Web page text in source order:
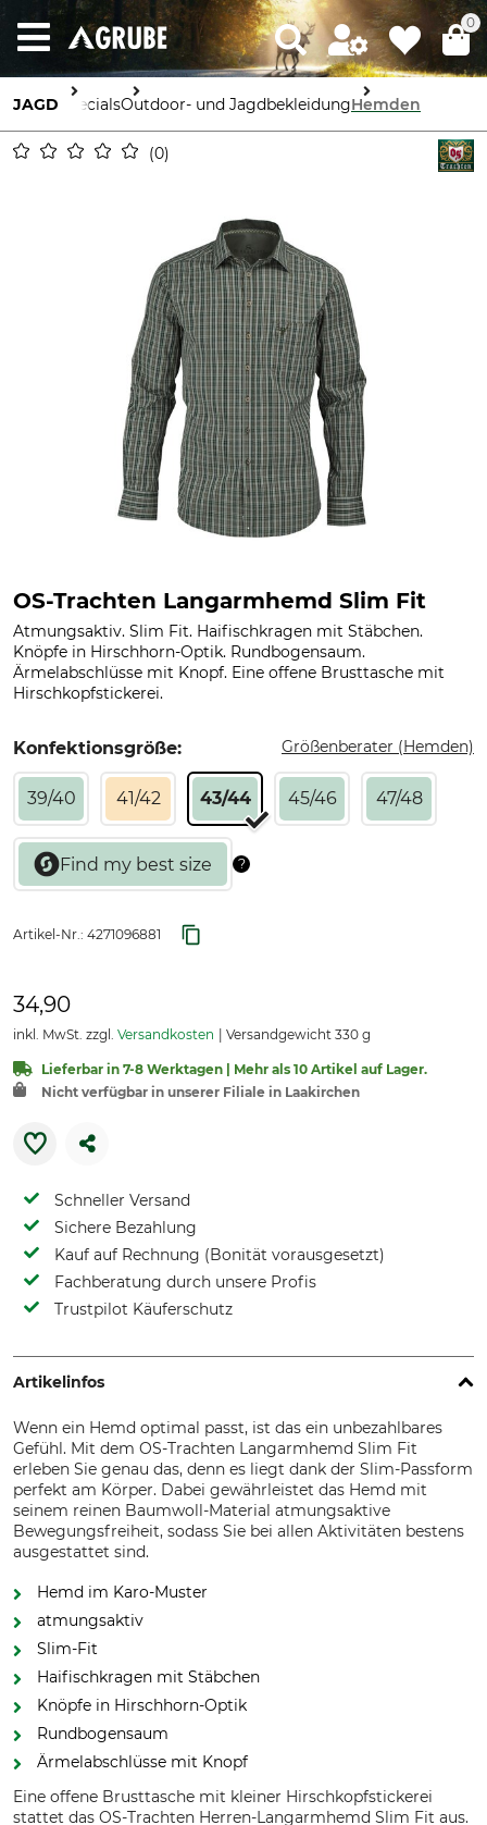
0
JAGD SpecialsOutdoor- und JagdbekleidungHemden
0
OS-Trachten Langarmhemd Slim Fit
Atmungsaktiv. Slim Fit. Haifischkragen mit Stäbchen.
Knöpfe in Hirschhorn-Optik. Rundbogensaum.
Ärmelabschlüsse mit Knopf. Eine offene Brusttasche mit
Hirschkopfstickerei.
Konfektionsgröße: Größenberater (Hemden)
39/40 41/42 43/44 45/46 47/48
Artikel-Nr.: 4271096881
34,90
inkl. MwSt. zzgl. Versandkosten Versandgewicht 330 g
Lieferbar in 7-8 Werktagen | Mehr als 10 Artikel auf Lager.
Nicht verfügbar in unserer Filiale in Laakirchen
Schneller Versand
Sichere Bezahlung
Kauf auf Rechnung (Bonität vorausgesetzt)
Fachberatung durch unsere Profis
Trustpilot Käuferschutz
Artikelinfos
Wenn ein Hemd optimal passt, ist das ein unbezahlbares
Gefühl. Mit dem OS-Trachten Langarmhemd Slim Fit
erleben Sie genau das, denn es liegt dank der Slim-Passform
perfekt am Körper. Dabei gewährleistet das Hemd mit
seinem reinen Baumwoll-Material atmungsaktive
Bewegungsfreiheit, sodass Sie bei allen Aktivitäten bestens
ausgestattet sind.
Hemd im Karo-Muster
atmungsaktiv
Slim-Fit
Haifischkragen mit Stäbchen
Knöpfe in Hirschhorn-Optik
Rundbogensaum
Ärmelabschlüsse mit Knopf
Eine offene Brusttasche mit kleiner Hirschkopfstickerei
stattet das OS-Trachten Herren-Langarmhemd Slim Fit aus.